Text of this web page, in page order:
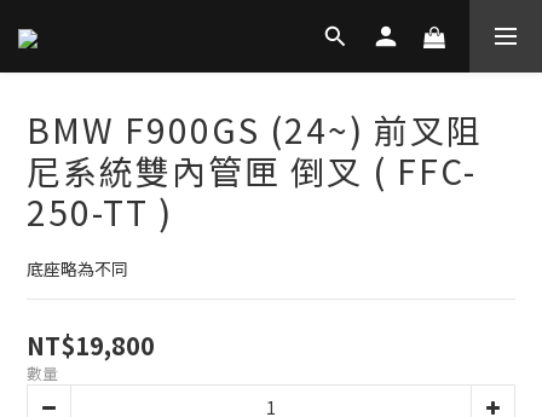
BMW F900GS (24~) 前叉阻
尼系統雙內管匣 倒叉 ( FFC-
250-TT )
底座略為不同
NT$19,800
數量